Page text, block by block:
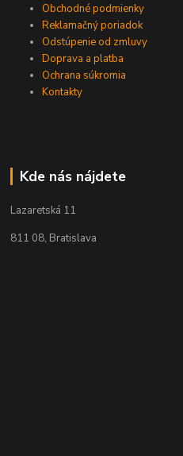
Obchodné podmienky
Reklamačný poriadok
Odstúpenie od zmluvy
Doprava a platba
Ochrana súkromia
Kontakty
Kde nás nájdete
Lazaretská 11
811 08, Bratislava